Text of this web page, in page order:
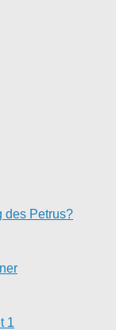
des Petrus?
1